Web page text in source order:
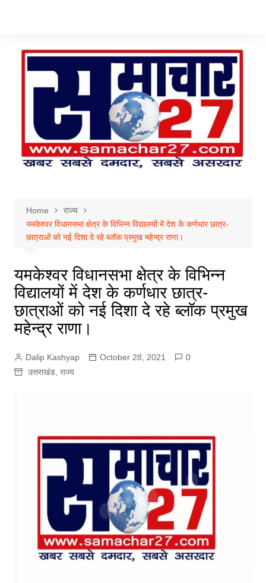
Home
राज्य
यमकेश्वर विधानसभा क्षेत्र के विभिन्न विद्यालयों में देश के कर्णधार छात्र-
छात्राओं को नई दिशा दे रहे ब्लॉक प्रमुख महेन्द्र राणा।
यमकेश्वर विधानसभा क्षेत्र के विभिन्न
विद्यालयों में देश के कर्णधार छात्र-
छात्राओं को नई दिशा दे रहे ब्लॉक प्रमुख
महेन्द्र राणा।
Dalip Kashyap October 28, 2021
0
उत्तराखंड, राज्य